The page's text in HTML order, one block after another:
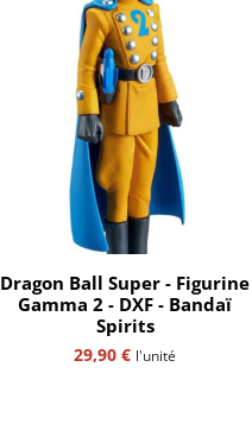
Dragon Ball Super - Figurine
Gamma 2 - DXF - Bandaï
Spirits
29,90 € l'unité